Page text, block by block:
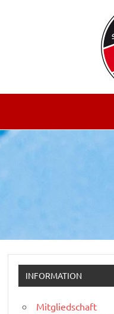
INFORMATION
Mitgliedschaft